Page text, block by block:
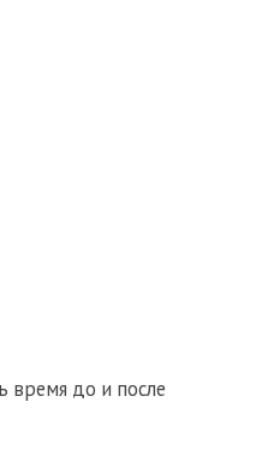
время до и после